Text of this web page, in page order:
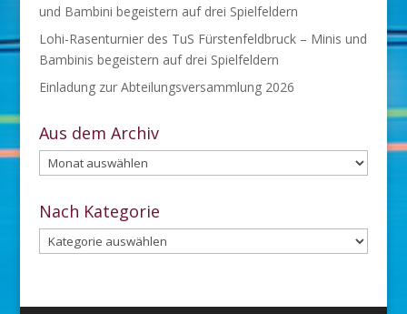
und Bambini begeistern auf drei Spielfeldern
Lohi-Rasenturnier des TuS Fürstenfeldbruck – Minis und
Bambinis begeistern auf drei Spielfeldern
Einladung zur Abteilungsversammlung 2026
Aus dem Archiv
Aus
dem
Archiv
Nach Kategorie
Nach
Kategorie